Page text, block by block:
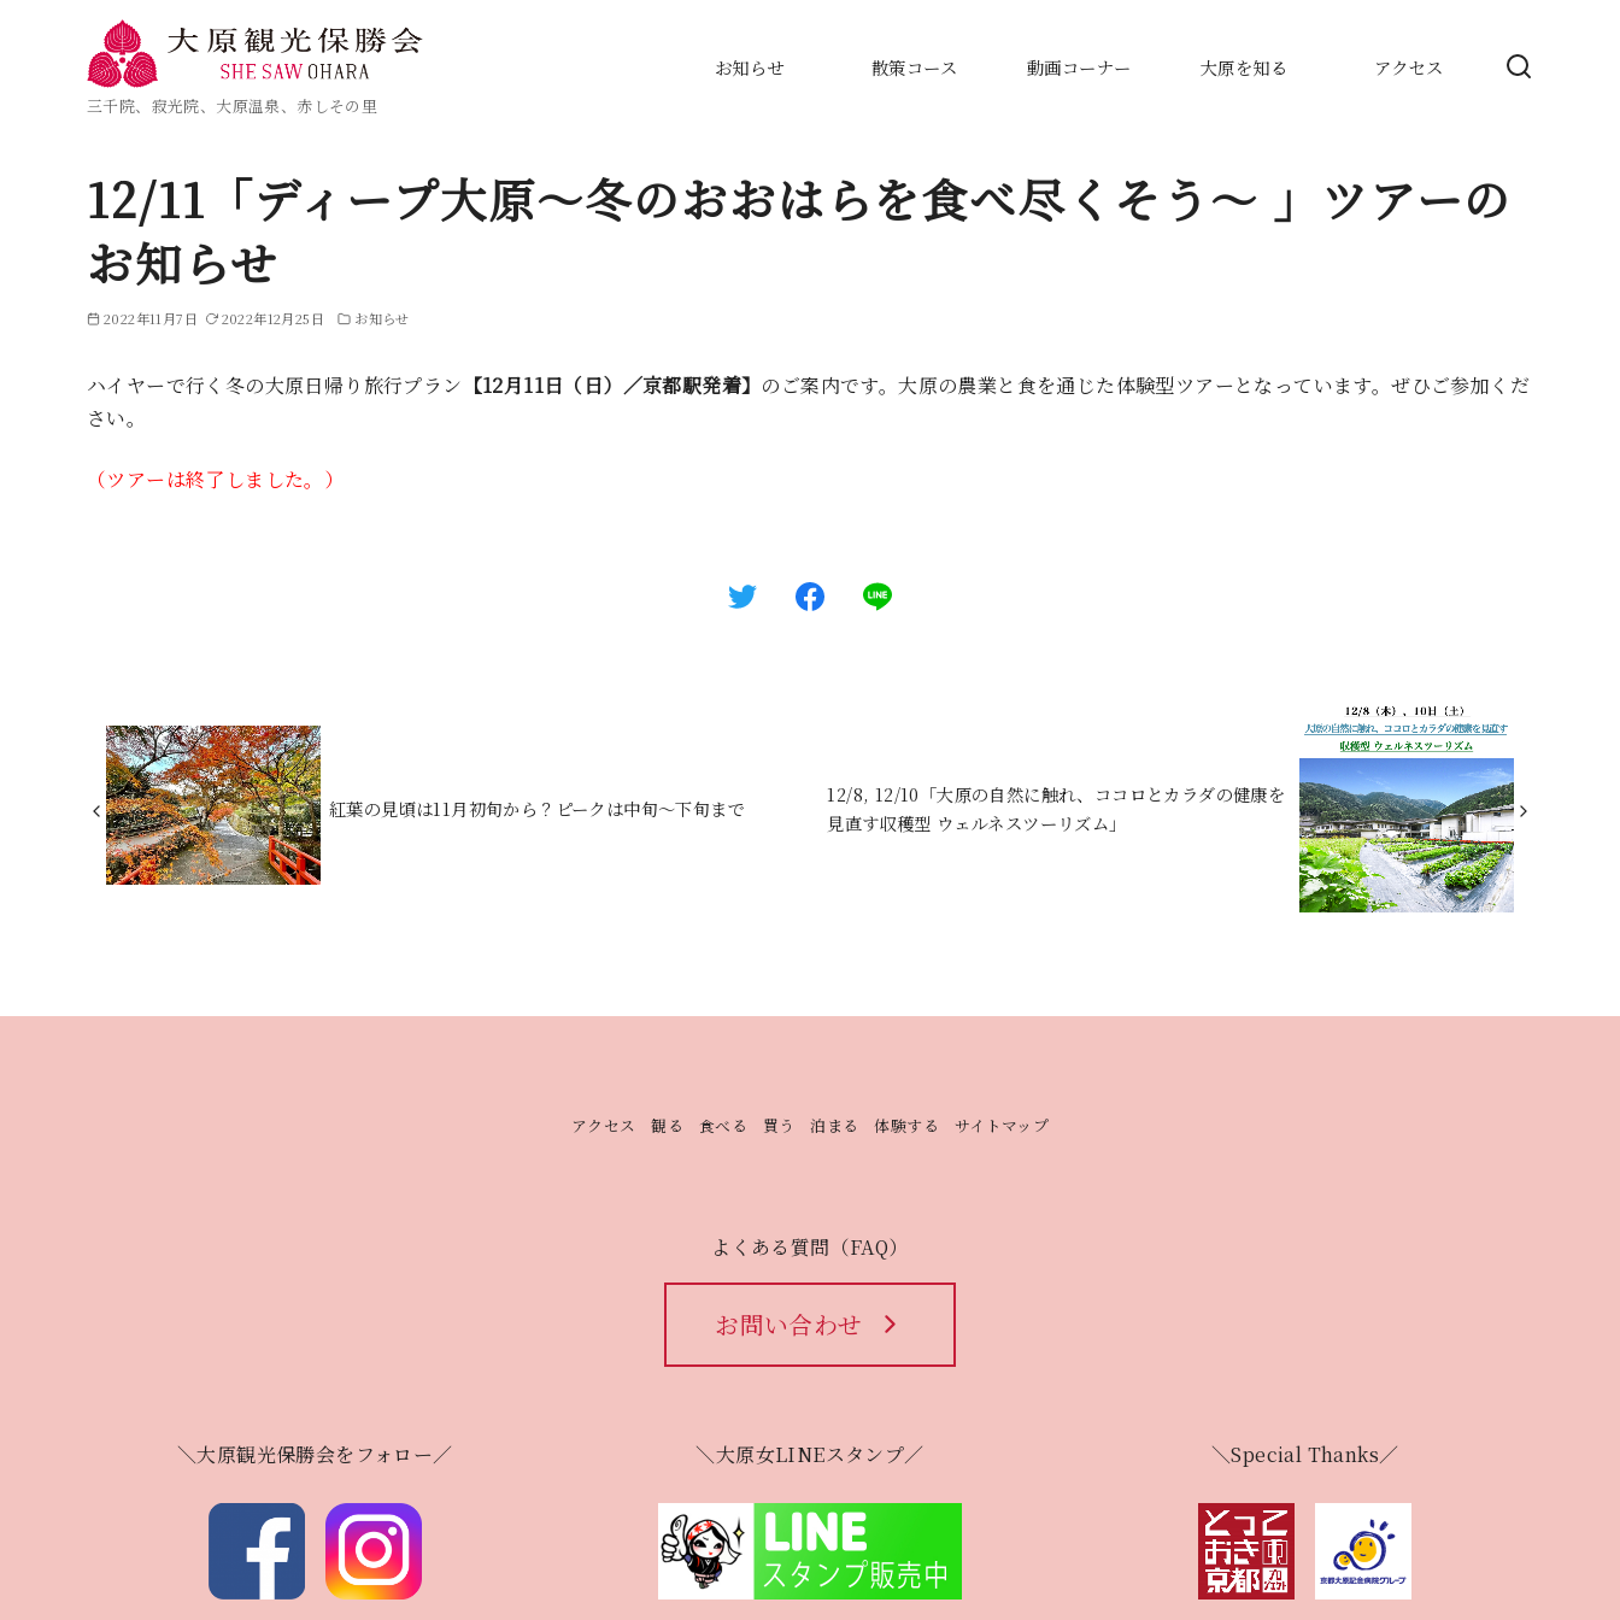
三千院、寂光院、大原温泉、赤しその里
お知らせ 散策コース 動画コーナー 大原を知る アクセス
12/11「ディープ大原〜冬のおおはらを食べ尽くそう〜 」ツアーの
お知らせ
2022年11月7日 2022年12月25日 お知らせ
ハイヤーで行く冬の大原日帰り旅行プラン 【12月11日（日）／京都駅発着】 のご案内です。大原の農業と食を通じた体験型ツアーとなっています。ぜひご参加くだ
さい。
（ツアーは終了しました。）
紅葉の見頃は11月初旬から？ピークは中旬〜下旬まで
12/8, 12/10「大原の自然に触れ、ココロとカラダの健康を
見直す収穫型 ウェルネスツーリズム」
アクセス 観る 食べる 買う 泊まる 体験する サイトマップ
よくある質問（FAQ）
お問い合わせ
＼大原観光保勝会をフォロー／ ＼大原女LINEスタンプ／ ＼Special Thanks／